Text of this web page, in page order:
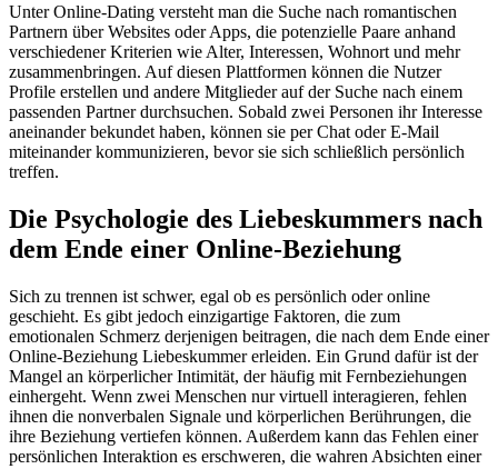
Unter Online-Dating versteht man die Suche nach romantischen
Partnern über Websites oder Apps, die potenzielle Paare anhand
verschiedener Kriterien wie Alter, Interessen, Wohnort und mehr
zusammenbringen. Auf diesen Plattformen können die Nutzer
Profile erstellen und andere Mitglieder auf der Suche nach einem
passenden Partner durchsuchen. Sobald zwei Personen ihr Interesse
aneinander bekundet haben, können sie per Chat oder E-Mail
miteinander kommunizieren, bevor sie sich schließlich persönlich
treffen.
Die Psychologie des Liebeskummers nach
dem Ende einer Online-Beziehung
Sich zu trennen ist schwer, egal ob es persönlich oder online
geschieht. Es gibt jedoch einzigartige Faktoren, die zum
emotionalen Schmerz derjenigen beitragen, die nach dem Ende einer
Online-Beziehung Liebeskummer erleiden. Ein Grund dafür ist der
Mangel an körperlicher Intimität, der häufig mit Fernbeziehungen
einhergeht. Wenn zwei Menschen nur virtuell interagieren, fehlen
ihnen die nonverbalen Signale und körperlichen Berührungen, die
ihre Beziehung vertiefen können. Außerdem kann das Fehlen einer
persönlichen Interaktion es erschweren, die wahren Absichten einer